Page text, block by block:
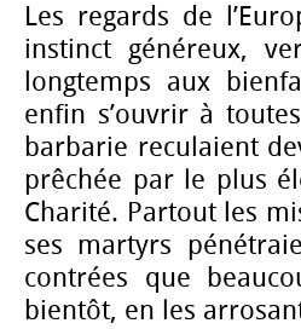
Les regards de
instinct généreux,
longtemps aux
enfin s’ouvrir à
barbarie reculaient
prêchée par le plus
Charité. Partout les
ses martyrs
contrées que
bientôt, en les